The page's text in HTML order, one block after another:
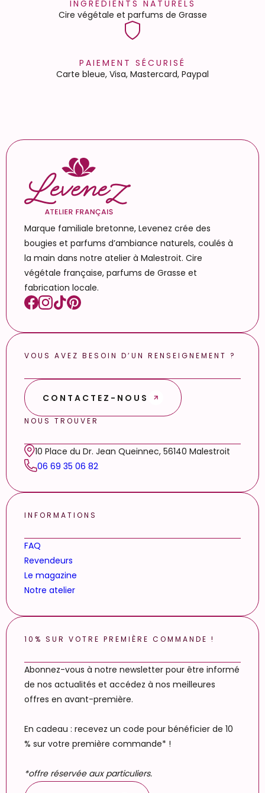
INGRÉDIENTS NATURELS
Cire végétale et parfums de Grasse
PAIEMENT SÉCURISÉ
Carte bleue, Visa, Mastercard, Paypal
Marque familiale bretonne, Levenez crée des
bougies et parfums d’ambiance naturels, coulés à
la main dans notre atelier à Malestroit. Cire
végétale française, parfums de Grasse et
fabrication locale.
VOUS AVEZ BESOIN D’UN RENSEIGNEMENT ?
CONTACTEZ-NOUS
NOUS TROUVER
10 Place du Dr. Jean Queinnec, 56140 Malestroit
06 69 35 06 82
INFORMATIONS
FAQ
Revendeurs
Le magazine
Notre atelier
10% SUR VOTRE PREMIÈRE COMMANDE !
Abonnez-vous à notre newsletter pour être informé
de nos actualités et accédez à nos meilleures
offres en avant-première.
En cadeau : recevez un code pour bénéficier de 10
% sur votre première commande* !
*offre réservée aux particuliers.